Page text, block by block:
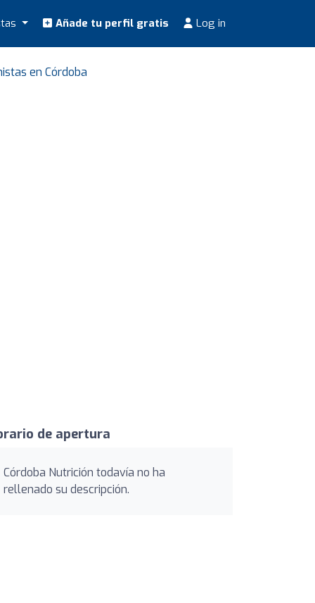
Añade tu perfil gratis Log in
en Córdoba
de apertura
Córdoba Nutrición todavía no ha
rellenado su descripción.